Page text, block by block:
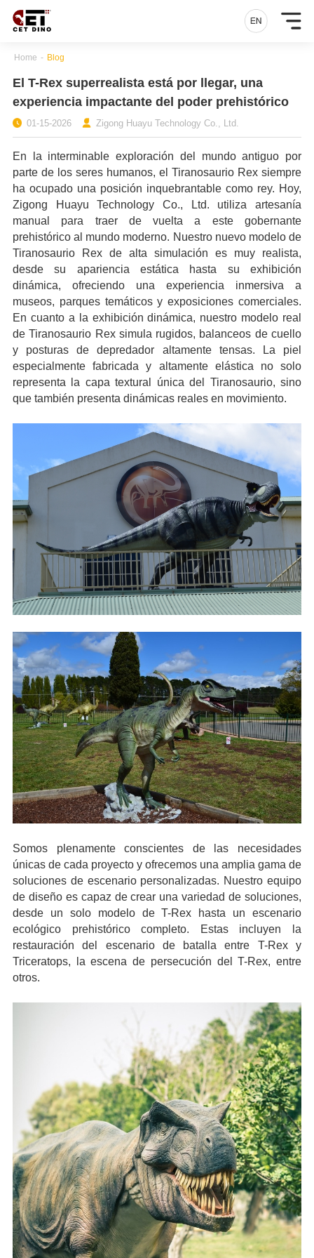
Home - Blog
El T-Rex superrealista está por llegar, una
experiencia impactante del poder prehistórico
01-15-2026 Zigong Huayu Technology Co., Ltd.
En la interminable exploración del mundo antiguo por
parte de los seres humanos, el Tiranosaurio Rex siempre
ha ocupado una posición inquebrantable como rey. Hoy,
Zigong Huayu Technology Co., Ltd. utiliza artesanía
manual para traer de vuelta a este gobernante
prehistórico al mundo moderno. Nuestro nuevo modelo de
Tiranosaurio Rex de alta simulación es muy realista,
desde su apariencia estática hasta su exhibición
dinámica, ofreciendo una experiencia inmersiva a
museos, parques temáticos y exposiciones comerciales.
En cuanto a la exhibición dinámica, nuestro modelo real
de Tiranosaurio Rex simula rugidos, balanceos de cuello
y posturas de depredador altamente tensas. La piel
especialmente fabricada y altamente elástica no solo
representa la capa textural única del Tiranosaurio, sino
que también presenta dinámicas reales en movimiento.
Somos plenamente conscientes de las necesidades
únicas de cada proyecto y ofrecemos una amplia gama de
soluciones de escenario personalizadas. Nuestro equipo
de diseño es capaz de crear una variedad de soluciones,
desde un solo modelo de T-Rex hasta un escenario
ecológico prehistórico completo. Estas incluyen la
restauración del escenario de batalla entre T-Rex y
Triceratops, la escena de persecución del T-Rex, entre
otros.